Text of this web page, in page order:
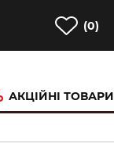
(0)
АКЦІЙНІ ТОВАРИ